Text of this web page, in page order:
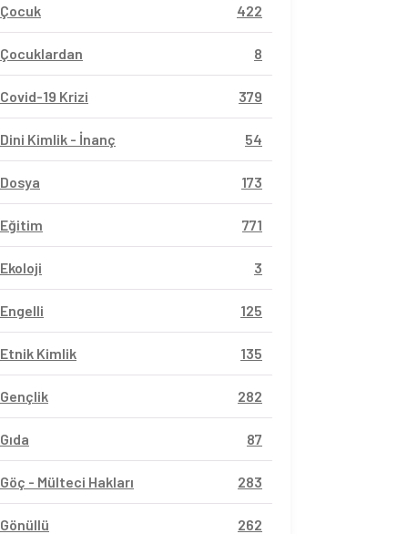
Çocuk 422
Çocuklardan 8
Covid-19 Krizi 379
Dini Kimlik - İnanç 54
Dosya 173
Eğitim 771
Ekoloji 3
Engelli 125
Etnik Kimlik 135
Gençlik 282
Gıda 87
Göç - Mülteci Hakları 283
Gönüllü 262